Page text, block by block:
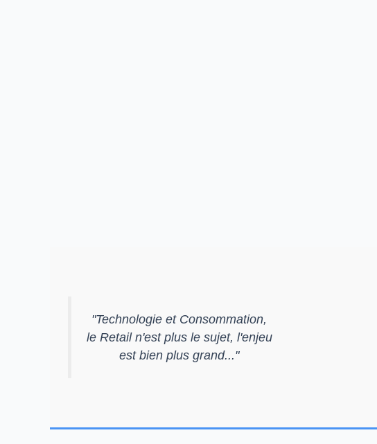
"Technologie et Consommation,
le Retail n'est plus le sujet, l'enjeu
est bien plus grand..."